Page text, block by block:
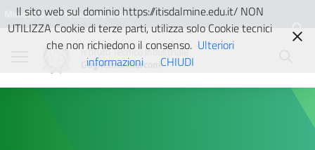
Vai ai contenuti
Vai al menu di navigazione
Vai al footer
Ministero dell'Istruzione e del
Istituto Tecnico Industriale
Guglielmo Marconi
Il sito web sul dominio https://itisdalmine.edu.it/ NON
UTILIZZA Cookie di terze parti, utilizza solo Cookie tecnici
che non richiedono il consenso. Ulteriori
informazioni
CHIUDI